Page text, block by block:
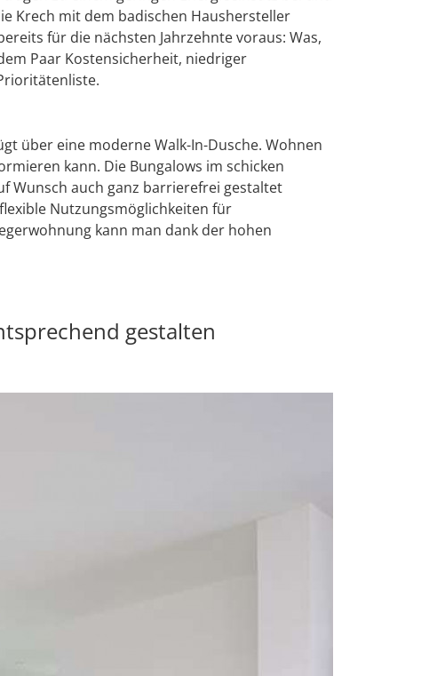
Krech mit dem badischen Haushersteller
für die nächsten Jahrzehnte voraus: Was,
Paar Kostensicherheit, niedriger
über eine moderne Walk-In-Dusche. Wohnen
kann. Die Bungalows im schicken
Wunsch auch ganz barrierefrei gestaltet
Nutzungsmöglichkeiten für
kann man dank der hohen
gestalten